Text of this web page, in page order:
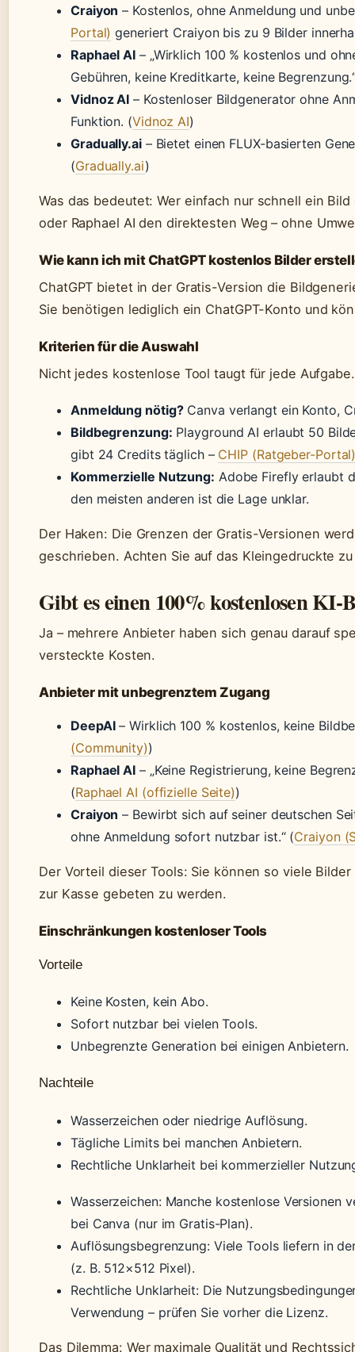
Craiyon – Kostenlos, ohne Anmeldung und
Portal) generiert Craiyon bis zu 9 Bilder
Raphael AI – „Wirklich 100 % kostenlos und
Gebühren, keine Kreditkarte, keine
Vidnoz AI – Kostenloser Bildgenerator ohne
Funktion. (Vidnoz AI)
Gradually.ai– Bietet einen FLUX-basierten
(Gradually.ai)
Was das bedeutet: Wer einfach nur schnell ein
oder Raphael AI den direktesten Weg – ohne
Wie kann ich mit ChatGPT kostenlos Bilder
ChatGPT bietet in der Gratis-Version die
Sie benötigen lediglich ein ChatGPT-Konto und
Kriterien für die Auswahl
Nicht jedes kostenlose Tool taugt für jede
Anmeldung nötig?Canva verlangt ein Konto,
Bildbegrenzung: Playground AI erlaubt 50
gibt 24 Credits täglich – CHIP (Ratgeber-
Kommerzielle Nutzung: Adobe Firefly erlaubt
den meisten anderen ist die Lage unklar.
Der Haken: Die Grenzen der Gratis-Versionen
geschrieben. Achten Sie auf das Kleingedruckte
Gibt es einen 100% kostenlosen KI-
Ja – mehrere Anbieter haben sich genau darauf
versteckte Kosten.
Anbieter mit unbegrenztem Zugang
DeepAI– Wirklich 100 % kostenlos, keine
(Community))
Raphael AI – „Keine Registrierung, keine
(Raphael AI (offizielle Seite))
Craiyon – Bewirbt sich auf seiner deutschen
ohne Anmeldung sofort nutzbar ist.“ (Craiyon
Der Vorteil dieser Tools: Sie können so viele
zur Kasse gebeten zu werden.
Einschränkungen kostenloser Tools
Vorteile
Keine Kosten, kein Abo.
Sofort nutzbar bei vielen Tools.
Unbegrenzte Generation bei einigen Anbietern.
Nachteile
Wasserzeichen oder niedrige Auflösung.
Tägliche Limits bei manchen Anbietern.
Rechtliche Unklarheit bei kommerzieller
Wasserzeichen: Manche kostenlose Versionen
bei Canva (nur im Gratis-Plan).
Auflösungsbegrenzung: Viele Tools liefern in
(z. B. 512×512 Pixel).
Rechtliche Unklarheit: Die
Verwendung – prüfen Sie vorher die Lizenz.
Das Dilemma: Wer maximale Qualität und